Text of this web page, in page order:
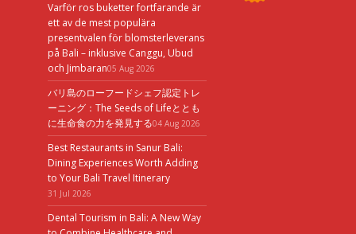
Varför ros buketter fortfarande är
ett av de mest populära
presentvalen för blomsterleverans
på Bali – inklusive Canggu, Ubud
och Jimbaran05 Aug 2026
バリ島のローフードシェフ認定トレ
ーニング：The Seeds of Lifeととも
に生命食の力を発見する04 Aug 2026
Best Restaurants in Sanur Bali:
Dining Experiences Worth Adding
to Your Bali Travel Itinerary
31 Jul 2026
Dental Tourism in Bali: A New Way